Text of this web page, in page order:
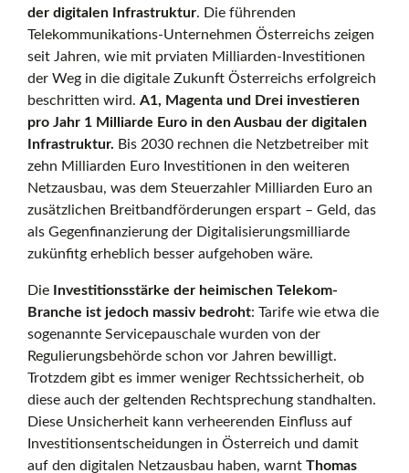
der digitalen Infrastruktur. Die führenden
Telekommunikations-Unternehmen Österreichs zeigen
seit Jahren, wie mit prviaten Milliarden-Investitionen
der Weg in die digitale Zukunft Österreichs erfolgreich
beschritten wird.A1, Magenta und Drei investieren
pro Jahr 1 Milliarde Euro in den Ausbau der digitalen
Infrastruktur. Bis 2030 rechnen die Netzbetreiber mit
zehn Milliarden Euro Investitionen in den weiteren
Netzausbau, was dem Steuerzahler Milliarden Euro an
zusätzlichen Breitbandförderungen erspart – Geld, das
als Gegenfinanzierung der Digitalisierungsmilliarde
zukünfitg erheblich besser aufgehoben wäre.
Die
Investitionsstärke der heimischen Telekom-
Branche ist jedoch massiv bedroht: Tarife wie etwa die
sogenannte Servicepauschale wurden von der
Regulierungsbehörde schon vor Jahren bewilligt.
Trotzdem gibt es immer weniger Rechtssicherheit, ob
diese auch der geltenden Rechtsprechung standhalten.
Diese Unsicherheit kann verheerenden Einfluss auf
Investitionsentscheidungen in Österreich und damit
auf den digitalen Netzausbau haben, warntThomas